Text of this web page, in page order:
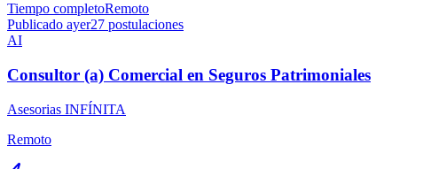
Tiempo completoRemoto
Publicado ayer27 postulaciones
AI
Consultor (a) Comercial en Seguros Patrimoniales
Asesorias INFÍNITA
Remoto